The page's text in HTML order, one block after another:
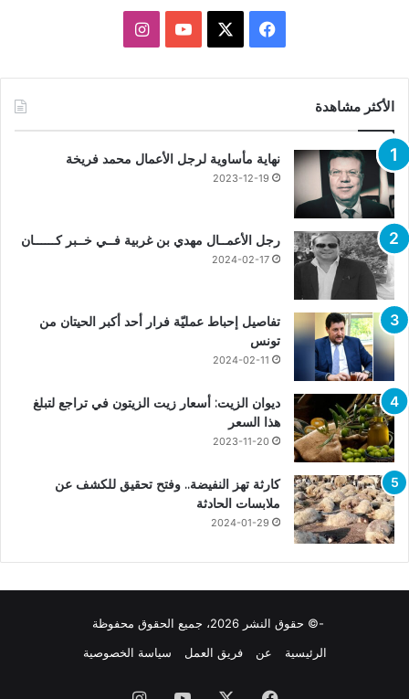
فيسبوك يوتيوبانستقرام
الأكثر مشاهدة
نهاية مأساوية لرجل الأعمال محمد فريخة
2023-12-19
رجل الأعمــال مهدي بن غربية فــي خــبر كــــــان
2024-02-17
تفاصيل إحباط عمليّة فرار أحد أكبر الحيتان من
تونس
2024-02-11
ديوان الزيت: أسعار زيت الزيتون في تراجع لتبلغ
هذا السعر
2023-11-20
كارثة تهز النفيضة.. وفتح تحقيق للكشف عن
ملابسات الحادثة
2024-01-29
-© حقوق النشر 2026، جميع الحقوق محفوظة
الرئيسية
عن فريق العمل سياسة الخصوصية